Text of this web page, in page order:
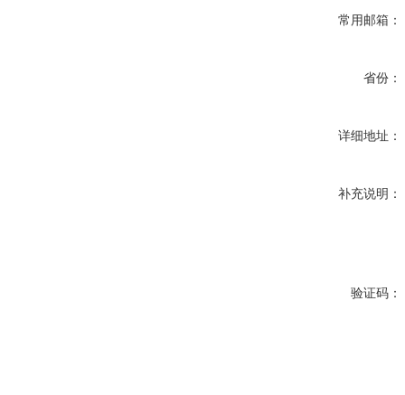
常用邮箱：
省份：
详细地址：
补充说明：
验证码：